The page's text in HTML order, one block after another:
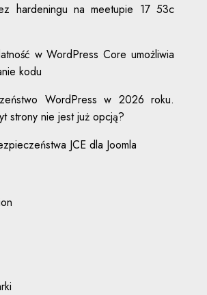
hardeningu na meetupie 17 53c
w WordPress Core umożliwia
kodu
WordPress w 2026 roku.
strony nie jest już opcją?
JCE dla Joomla